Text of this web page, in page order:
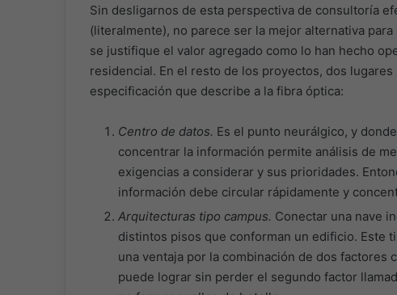
Sin desligarnos de esta perspectiva de consultoría
(literalmente), no parece ser la mejor alternativa
se justifique el valor agregado como lo han hecho
residencial. En el resto de los proyectos, dos
especificación que describe a la fibra óptica:
Centro de datos. Es el punto neurálgico, y
concentrar la información permite análisis de
exigencias a considerar y sus prioridades.
información debe circular rápidamente y
Arquitecturas tipo campus. Conectar una nave
distintos pisos que conforman un edificio. Este
una ventaja por la combinación de dos factores
puede lograr sin perder el segundo factor